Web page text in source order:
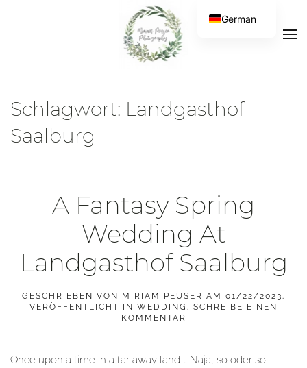
Schlagwort: Landgasthof
Saalburg
A Fantasy Spring
Wedding At
Landgasthof Saalburg
GESCHRIEBEN VON MIRIAM PEUSER AM 01/22/2023.
VERÖFFENTLICHT IN WEDDING . SCHREIBE EINEN
KOMMENTAR
Once upon a time in a far away land … Naja, so oder so
German